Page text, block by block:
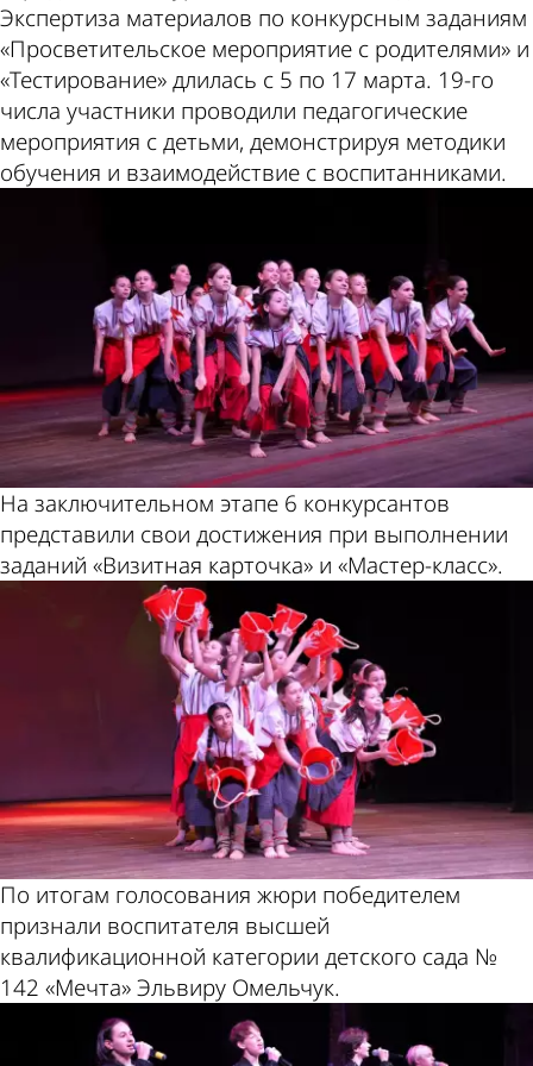
Экспертиза материалов по конкурсным заданиям
«Просветительское мероприятие с родителями» и
«Тестирование» длилась с 5 по 17 марта. 19-го
числа участники проводили педагогические
мероприятия с детьми, демонстрируя методики
обучения и взаимодействие с воспитанниками.
На заключительном этапе 6 конкурсантов
представили свои достижения при выполнении
заданий «Визитная карточка» и «Мастер-класс».
По итогам голосования жюри победителем
признали воспитателя высшей
квалификационной категории детского сада №
142 «Мечта» Эльвиру Омельчук.